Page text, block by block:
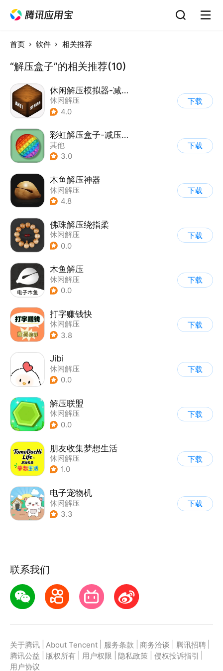
首页 软件 相关推荐
“解压盒子”的相关推荐(10)
休闲解压模拟器-减压屏幕
休闲解压
4.0
下载
彩虹解压盒子-减压放松神器
其他
3.0
下载
木鱼解压神器
休闲解压
4.8
下载
佛珠解压绕指柔
休闲解压
0.0
下载
木鱼解压
休闲解压
0.0
下载
打字赚钱快
休闲解压
3.8
下载
Jibi
休闲解压
0.0
下载
解压联盟
休闲解压
0.0
下载
朋友收集梦想生活
休闲解压
1.0
下载
电子宠物机
休闲解压
3.3
下载
联系我们
关于腾讯 About Tencent 服务条款 商务洽谈 腾讯招聘
腾讯公益
版权所有 用户权限 隐私政策 侵权投诉指引
用户协议